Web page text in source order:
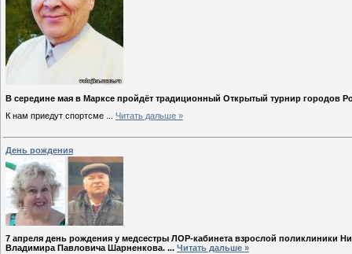
В середине мая в Марксе пройдёт традиционный Открытый турнир городов
К нам приедут спортсме
Читать дальше »
День рождения
7 апреля день рождения у медсестры ЛОР-кабинета взрослой поликлиники
Владимира Павловича Шарненкова. ... Читать дальше »